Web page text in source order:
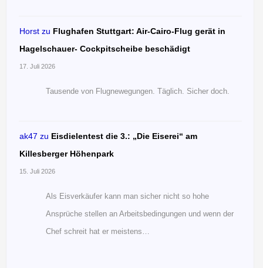
Horst zu Flughafen Stuttgart: Air-Cairo-Flug gerät in
Hagelschauer- Cockpitscheibe beschädigt
17. Juli 2026
Tausende von Flugnewegungen. Täglich. Sicher doch.
ak47 zu Eisdielentest die 3.: „Die Eiserei“ am
Killesberger Höhenpark
15. Juli 2026
Als Eisverkäufer kann man sicher nicht so hohe
Ansprüche stellen an Arbeitsbedingungen und wenn der
Chef schreit hat er meistens…